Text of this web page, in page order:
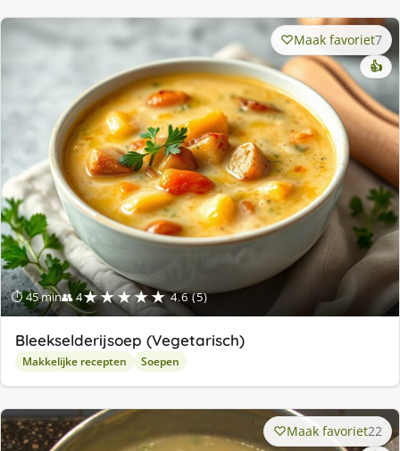
⏱ 45 min👥 4★★★★★ 4.6 (5)
Maak favoriet7
👍
Bleekselderijsoep (Vegetarisch)
Makkelijke recepten Soepen
Maak favoriet22